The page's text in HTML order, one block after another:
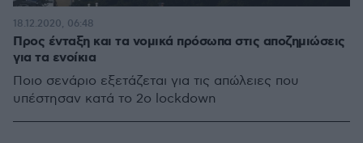
Προς ένταξη και τα νομικά πρόσωπα στις αποζημιώσεις
για τα ενοίκια
Ποιο σενάριο εξετάζεται για τις απώλειες που
υπέστησαν κατά το 2ο lockdown
18.12.2020, 06:48